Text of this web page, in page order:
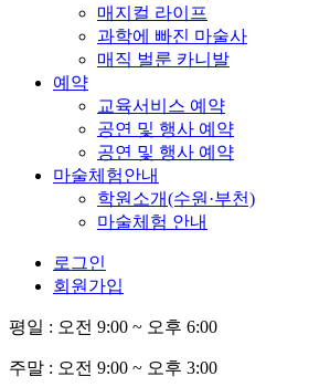
매지컬 라이프
과학에 빠진 마술사
매직 벌룬 카니발
예약
교육서비스 예약
공연 및 행사 예약
공연 및 행사 예약
마술체험안내
학원소개(수원·부천)
마술체험 안내
로그인
회원가입
평일 : 오전 9:00 ~ 오후 6:00
주말 : 오전 9:00 ~ 오후 3:00